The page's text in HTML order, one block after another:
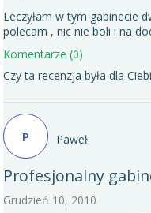
Leczyłam w tym gabinecie
polecam , nic nie boli i na
Komentarze (0)
Czy ta recenzja była dla
Profesjonalny
Grudzień 10, 2010
P Paweł